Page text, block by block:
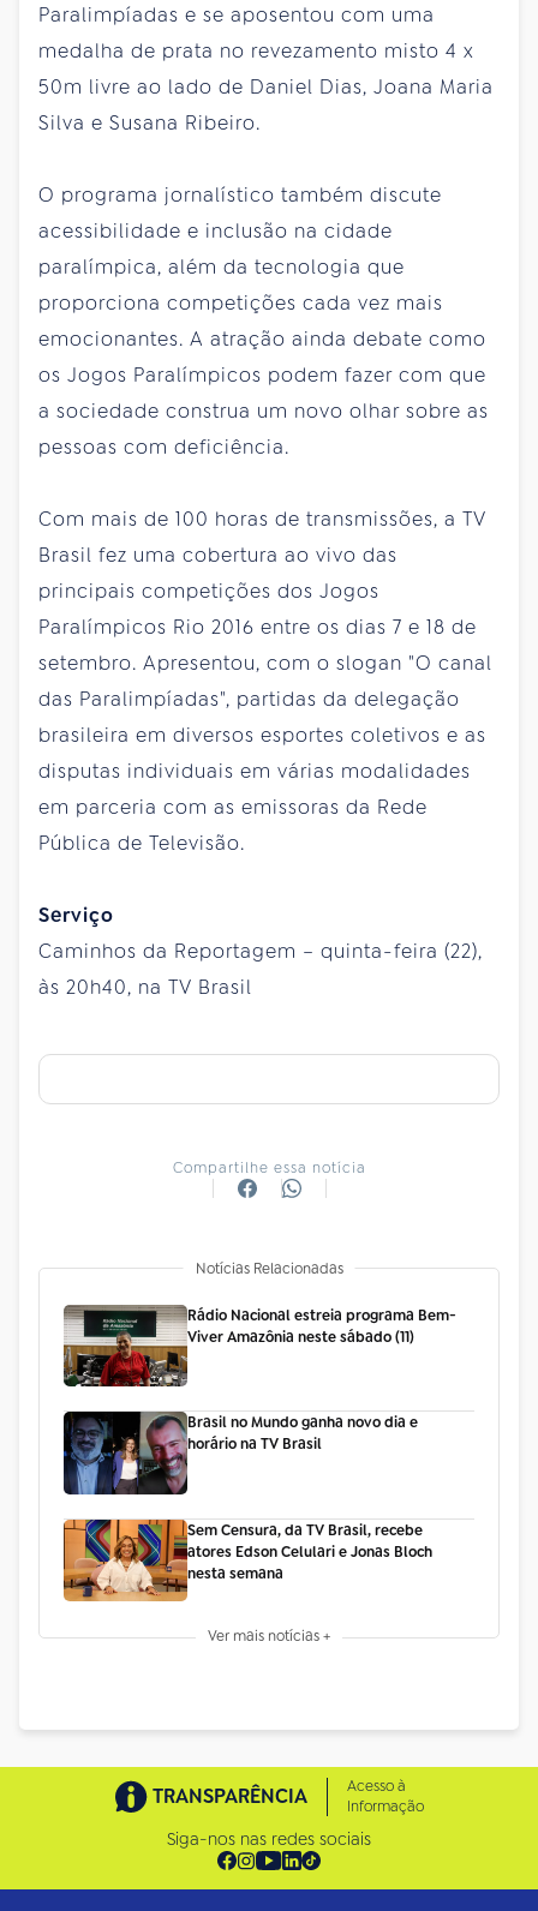
Paralimpíadas e se aposentou com uma
medalha de prata no revezamento misto 4 x
50m livre ao lado de Daniel Dias, Joana Maria
Silva e Susana Ribeiro.
O programa jornalístico também discute
acessibilidade e inclusão na cidade
paralímpica, além da tecnologia que
proporciona competições cada vez mais
emocionantes. A atração ainda debate como
os Jogos Paralímpicos podem fazer com que
a sociedade construa um novo olhar sobre as
pessoas com deficiência.
Com mais de 100 horas de transmissões, a TV
Brasil fez uma cobertura ao vivo das
principais competições dos Jogos
Paralímpicos Rio 2016 entre os dias 7 e 18 de
setembro. Apresentou, com o slogan "O canal
das Paralimpíadas", partidas da delegação
brasileira em diversos esportes coletivos e as
disputas individuais em várias modalidades
em parceria com as emissoras da Rede
Pública de Televisão.
Serviço
Caminhos da Reportagem – quinta-feira (22),
às 20h40, na TV Brasil
Compartilhe essa notícia
Notícias Relacionadas
Rádio Nacional estreia programa Bem-
Viver Amazônia neste sábado (11)
Brasil no Mundo ganha novo dia e
horário na TV Brasil
Sem Censura, da TV Brasil, recebe
atores Edson Celulari e Jonas Bloch
nesta semana
Ver mais notícias +
TRANSPARÊNCIA
Acesso à
Informação
Siga-nos nas redes sociais